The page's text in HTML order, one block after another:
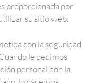
proporcionada por
su sitio web.
con la seguridad
le pedimos
personal con la